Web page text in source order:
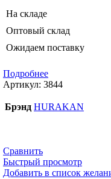
На складе
Оптовый склад
Ожидаем поставку
Подробнее
Артикул: 3844
Брэнд HURAKAN
Сравнить
Быстрый просмотр
Добавить в список